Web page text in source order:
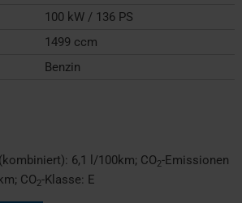
100 kW / 136 PS
1499 ccm
Benzin
6,1 l/100km; CO2-Emissionen
; CO2-Klasse: E